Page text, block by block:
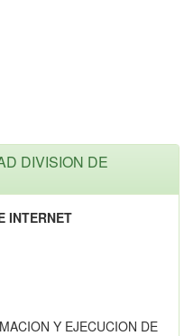
DIVISION DE
INTERNET
Y EJECUCION DE